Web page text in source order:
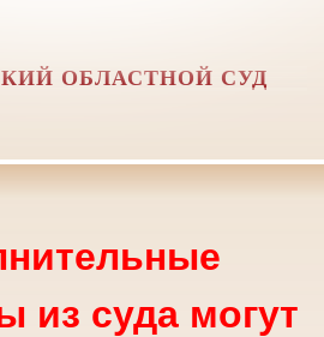
ОБЛАСТНОЙ СУД
из суда могут